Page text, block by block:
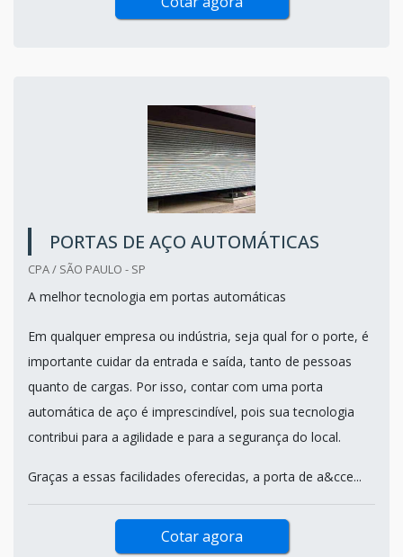
PORTAS DE AÇO AUTOMÁTICAS
CPA / SÃO PAULO - SP
A melhor tecnologia em portas automáticas
Em qualquer empresa ou indústria, seja qual for o porte, é
importante cuidar da entrada e saída, tanto de pessoas
quanto de cargas. Por isso, contar com uma porta
automática de aço é imprescindível, pois sua tecnologia
contribui para a agilidade e para a segurança do local.
Graças a essas facilidades oferecidas, a porta de a&cce...
Cotar agora